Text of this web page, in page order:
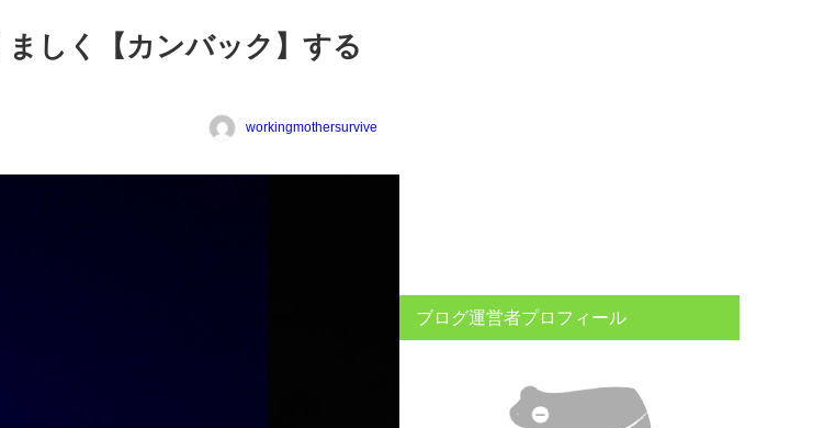
ましく【カンバック】する
workingmothersurvive
ブログ運営者プロフィール